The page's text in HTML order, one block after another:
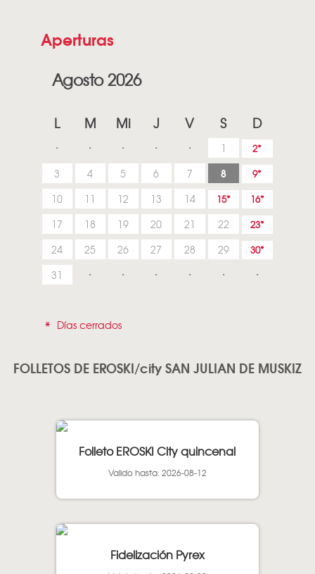
Aperturas
Agosto 2026
L M Mi J V S D
1 2
3 4 5 6 7 8 9
10 11 12 13 14 15 16
17 18 19 20 21 22 23
24 25 26 27 28 29 30
31
* Días cerrados
FOLLETOS DE EROSKI/city SAN JULIAN DE MUSKIZ
Folleto EROSKI City quincenal
Valido hasta: 2026-08-12
Fidelización Pyrex